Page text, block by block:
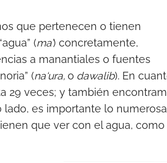
que pertenecen o tienen
(ma’) concretamente,
a manantiales o fuentes
(na‘ura, o dawalib). En
29 veces; y también
es importante lo
que ver con el agua, como